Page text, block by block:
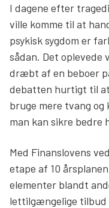
I dagene efter
ville komme til at
psykisk sygdom er
sådan. Det oplevede
dræbt af en beboer
debatten hurtigt til
bruge mere tvang
man kan sikre bedre
Med Finanslovens
etape af 10
elementer blandt
lettilgængelige tilbud